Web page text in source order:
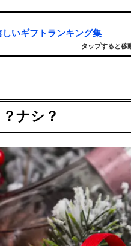
いギフトランキング集
タップすると移
ナシ？